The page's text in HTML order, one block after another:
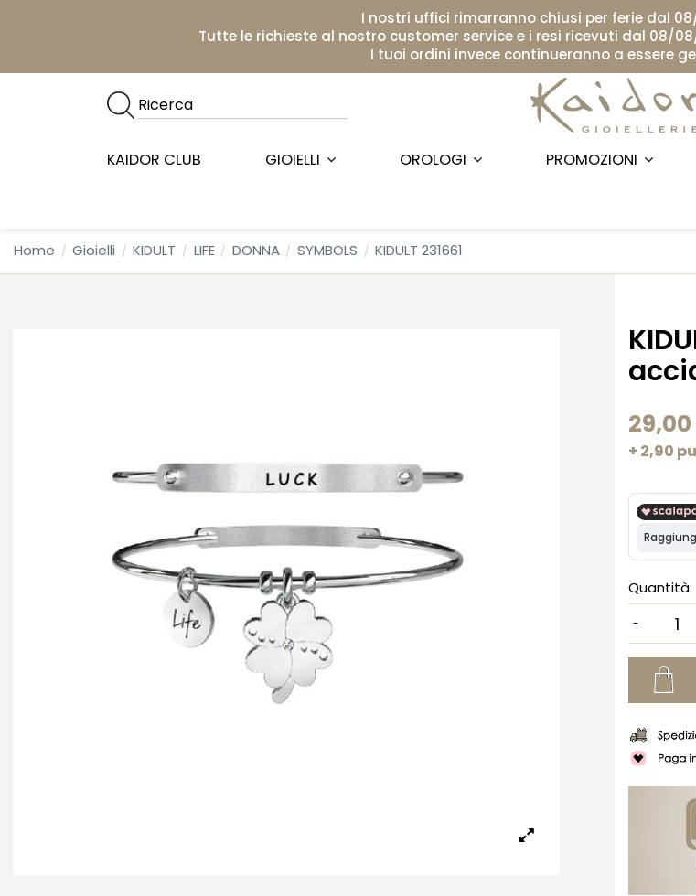
I nostri uffici rimarranno chiusi per ferie dal
Tutte le richieste al nostro customer service e i resi ricevuti dal 08/
I tuoi ordini invece continueranno a essere
KAIDOR CLUB GIOIELLI OROLOGI PROMOZIONI
Home Gioielli KIDULT LIFE DONNA SYMBOLS KIDULT 231661
+ 2,90
Quantità: